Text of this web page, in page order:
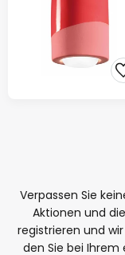
Verpassen Sie
Aktionen und
registrieren und
den Sie bei Ihrem